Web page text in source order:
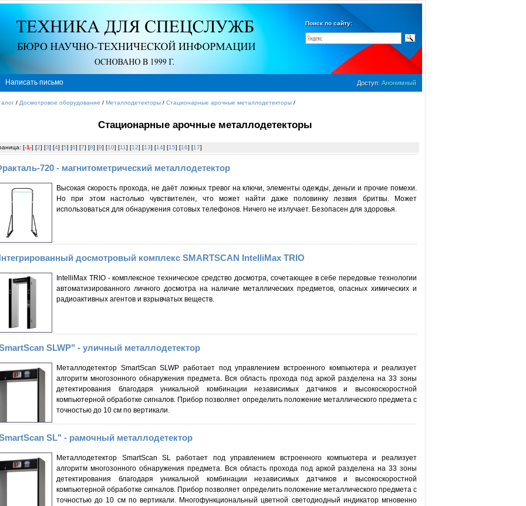
Поиск по сайту:
Написать письмо Доступ: Анонимный
/ Досмотровое оборудование / Металлодетекторы / Стационарные арочные металлодетекторы /
Стационарные арочные металлодетекторы
[-1-] [2] [3] [4] [5] [6] [7] [8] [9] [10] [11] [12] [13] [14] [15] [16] [17]
720 - магнитометрический металлодетектор
Высокая скорость прохода, не даёт ложных тревог на ключи, элементы одежды, деньги и прочие помехи.
Но при этом настолько чувствителен, что может найти даже половинку лезвия бритвы. Может
использоваться для обнаружения сотовых телефонов. Ничего не излучает. Безопасен для здоровья.
досмотровый комплекс SMARTSCAN IntelliMax TRIO
IntelliMax TRIO - комплексное техническое средство досмотра, сочетающее в себе передовые технологии
автоматизированного личного досмотра на наличие металлических предметов, опасных химических и
радиоактивных агентов и взрывчатых веществ.
SLWP" - уличный металлодетектор
Металлодетектор SmartScan SLWP работает под управлением встроенного компьютера и реализует
алгоритм многозонного обнаружения предмета. Вся область прохода под аркой разделена на 33 зоны
детектирования благодаря уникальной комбинации независимых датчиков и высокоскоростной
компьютерной обработке сигналов. Прибор позволяет определить положение металлического предмета с
точностью до 10 см по вертикали.
SL" - рамочный металлодетектор
Металлодетектор SmartScan SL работает под управлением встроенного компьютера и реализует
алгоритм многозонного обнаружения предмета. Вся область прохода под аркой разделена на 33 зоны
детектирования благодаря уникальной комбинации независимых датчиков и высокоскоростной
компьютерной обработке сигналов. Прибор позволяет определить положение металлического предмета с
точностью до 10 см по вертикали. Многофункциональный цветной светодиодный индикатор мгновенно